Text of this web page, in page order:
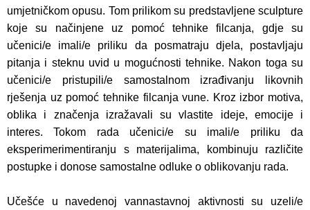
umjetničkom opusu. Tom prilikom su predstavljene sculpture
koje su načinjene uz pomoć tehnike filcanja, gdje su
učenici/e imali/e priliku da posmatraju djela, postavljaju
pitanja i steknu uvid u mogućnosti tehnike. Nakon toga su
učenici/e pristupili/e samostalnom izrađivanju likovnih
rješenja uz pomoć tehnike filcanja vune. Kroz izbor motiva,
oblika i značenja izražavali su vlastite ideje, emocije i
interes. Tokom rada učenici/e su imali/e priliku da
eksperimerimentiranju s materijalima, kombinuju različite
postupke i donose samostalne odluke o oblikovanju rada.
Učešće u navedenoj vannastavnoj aktivnosti su uzeli/e